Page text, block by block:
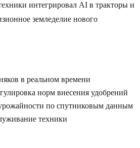
интегрировал AI в тракторы и
земледелие нового
в реальном времени
норм внесения удобрений
по спутниковым данным
техники